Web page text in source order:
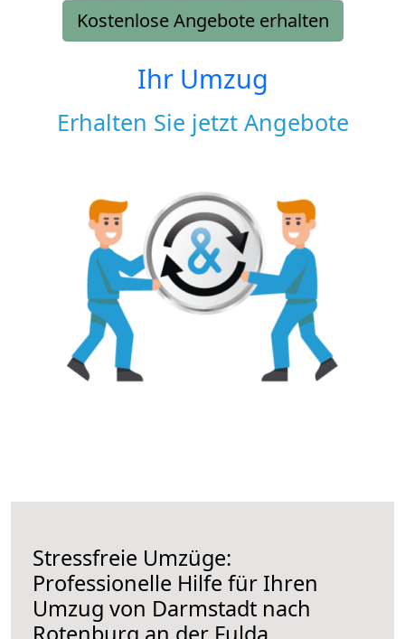
Kostenlose Angebote erhalten
Ihr Umzug
Erhalten Sie jetzt Angebote
Stressfreie Umzüge:
Professionelle Hilfe für Ihren
Umzug von Darmstadt nach